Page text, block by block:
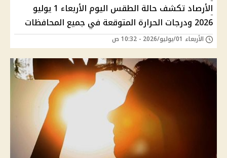
الأرصاد تكشف حالة الطقس اليوم الأربعاء 1 يوليو
2026 ودرجات الحرارة المتوقعة في جميع المحافظات
الأربعاء 01/يوليو/2026 - 10:32 ص